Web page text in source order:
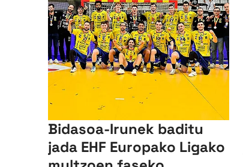
Bidasoa-Irunek baditu
jada EHF Europako Ligako